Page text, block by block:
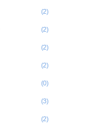
(2)
(2)
(2)
(2)
(0)
(3)
(2)